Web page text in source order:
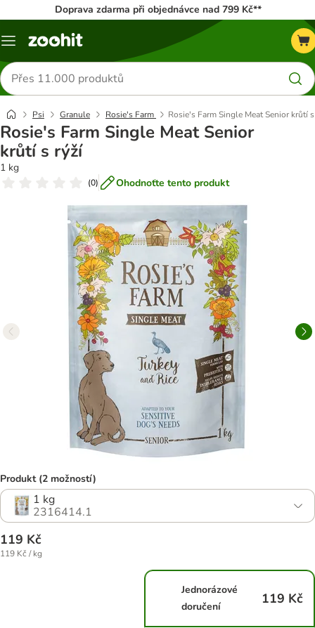
Doprava zdarma při objednávce nad 799 Kč**
Menu
Hledat
produkty
Psi Granule Rosie's Farm Rosie's Farm Single Meat Senior krůtí
Rosie's Farm Single Meat Senior
krůtí s rýží
1 kg
(0) Ohodnoťte tento produkt
Produkt (2 možností)
1 kg
2316414.1
119 Kč
119 Kč / kg
Jednorázové
doručení
119 Kč